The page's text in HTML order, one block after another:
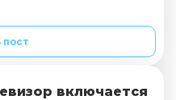
пост
включается